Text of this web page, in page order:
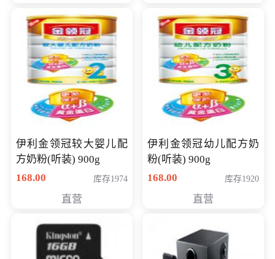
伊利金领冠较大婴儿配
方奶粉(听装) 900g
168.00
库存1974
直营
伊利金领冠幼儿配方奶
粉(听装) 900g
168.00
库存1920
直营